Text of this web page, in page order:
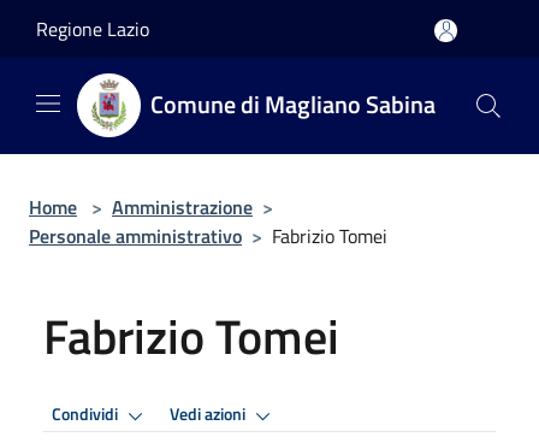
Regione Lazio
Comune di Magliano Sabina
Home > Amministrazione >
Personale amministrativo > Fabrizio Tomei
Fabrizio Tomei
Condividi Vedi azioni